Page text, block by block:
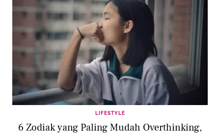
LIFESTYLE
6 Zodiak yang Paling Mudah Overthinking,